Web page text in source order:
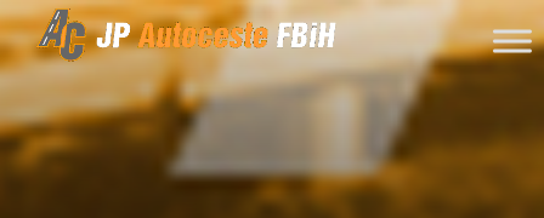
Skip to content